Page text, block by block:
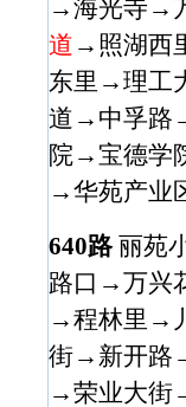
→海光寺→
道 →照湖西
东里→理工
道→中孚路
院→宝德学
→华苑产业
640路丽苑
路口→万兴
→程林里→
街→新开路
→荣业大街